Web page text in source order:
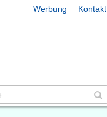
Werbung Kontakt